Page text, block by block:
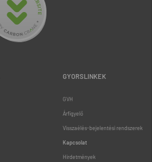
GYORSLINKEK
GVH
Árfigyelő
Visszaélés-bejelentési rendszerek
Kapcsolat
Hirdetmények